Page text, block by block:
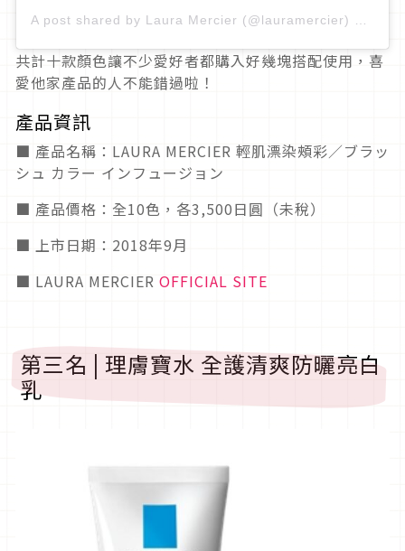
A post shared by Laura Mercier (@lauramercier) on
共計十款顏色讓不少愛好者都購入好幾塊搭配使用，喜
愛他家產品的人不能錯過啦！
產品資訊
■ 產品名稱：LAURA MERCIER 輕肌漂染頰彩／ブラッ
シュ カラー インフュージョン
■ 產品價格：全10色，各3,500日圓（未稅）
■ 上市日期：2018年9月
■ LAURA MERCIER OFFICIAL SITE
第三名 | 理膚寶水 全護清爽防曬亮白
乳